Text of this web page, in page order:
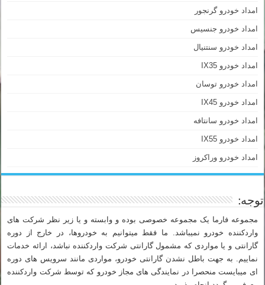
امداد خودرو گرنجور
امداد خودرو جنسیس
امداد خودرو سنتنیال
امداد خودرو IX35
امداد خودرو توسان
امداد خودرو IX45
امداد خودرو سانتافه
امداد خودرو IX55
امداد خودرو وراکروز
توجه:
مجموعه فارما یک مجموعه خصوصی بوده و وابسته و یا زیر نظر شرکت های
واردکننده خودرو نمیباشد. ما فقط میتوانیم به خودروها، در خارج از دوره
گارانتی و یا مواردی که مشمول گارانتی شرکت واردکننده نباشد، ارائه خدمات
نماییم. به جهت باطل نشدن گارانتی خودرو، مواردی مانند سرویس های دوره
ای میبایست منحصرا در نمایندگی های مجاز خودرو که توسط شرکت واردکننده